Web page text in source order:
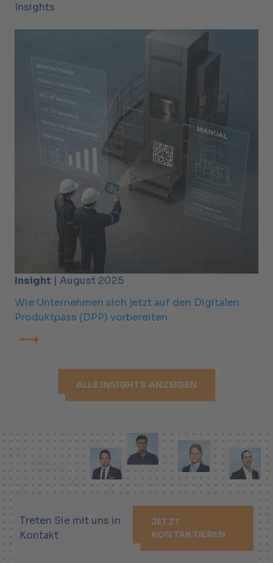
Insights
Insight | August 2025
Wie Unternehmen sich jetzt auf den Digitalen
Produktpass (DPP) vorbereiten
ALLE INSIGHTS ANZEIGEN
Treten Sie mit uns in
Kontakt
JETZT
KONTAKTIEREN